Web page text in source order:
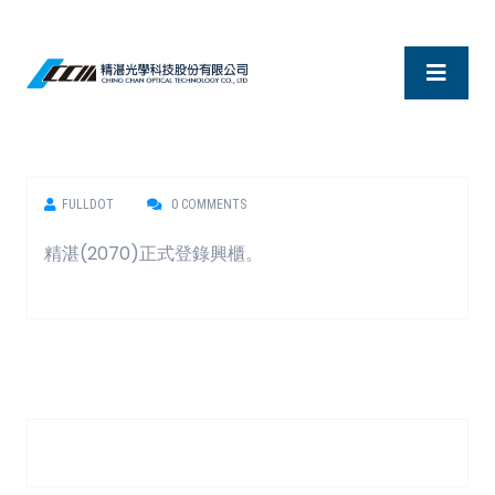
FULLDOT 0 COMMENTS
精湛(2070)正式登錄興櫃。